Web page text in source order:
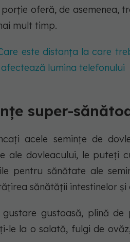
porție oferă, de asemenea,
mult timp.
este distanța la care
lumina telefonului
super-
acele semințe de
ale dovleacului, le puteți
pentru sănătate ale
sănătății intestinelor
gustare gustoasă, plină de
le la o salată, fulgi de